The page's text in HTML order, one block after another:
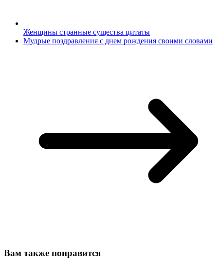
Женщины странные существа цитаты
Мудрые поздравления с днем рождения своими словами
Вам также понравится